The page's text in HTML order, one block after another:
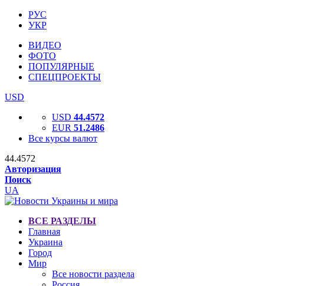
РУС
УКР
ВИДЕО
ФОТО
ПОПУЛЯРНЫЕ
СПЕЦПРОЕКТЫ
USD
USD 44.4572
EUR 51.2486
Все курсы валют
44.4572
Авторизация
Поиск
UA
ВСЕ РАЗДЕЛЫ
Главная
Украина
Город
Мир
Все новости раздела